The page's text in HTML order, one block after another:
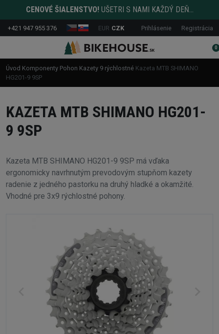
CENOVÉ ŠIALENSTVO! UŠETRI S NAMI KAŽDÝ DEŇ...
+421 947 955 376 EUR CZK Prihlásenie Registrácia
0
Úvod Komponenty Pohon Kazety 9 rýchlostné Kazeta MTB SHIMANO
HG201-9 9SP
KAZETA MTB SHIMANO HG201-
9 9SP
Kazeta MTB SHIMANO HG201-9 9SP má vďaka
ergonomicky navrhnutým prevodovým stupňom kazety
radenie z jedného pastorku na druhý hladké a okamžité.
Vhodné pre 3x9 rýchlostné pohony.